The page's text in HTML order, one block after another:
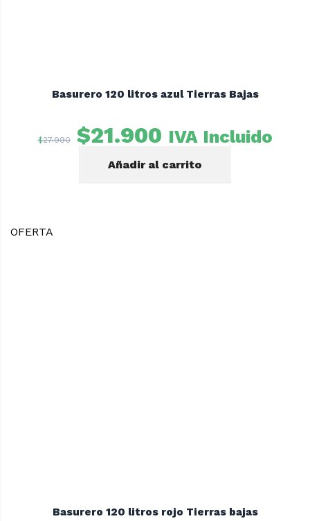
Basurero 120 litros azul Tierras Bajas
$27.990 El
precio
original
$21.900El
actual
IVA Incluido
Añadir al carrito
OFERTA
Basurero 120 litros rojo Tierras bajas